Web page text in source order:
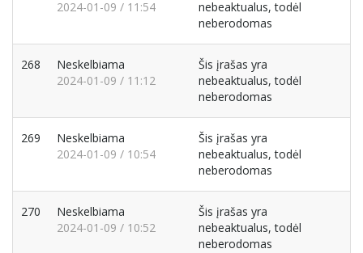
2024-01-09 / 11:54
nebeaktualus, todėl
neberodomas
268
Neskelbiama
2024-01-09 / 11:12
Šis įrašas yra
nebeaktualus, todėl
neberodomas
269
Neskelbiama
2024-01-09 / 10:54
Šis įrašas yra
nebeaktualus, todėl
neberodomas
270
Neskelbiama
2024-01-09 / 10:52
Šis įrašas yra
nebeaktualus, todėl
neberodomas